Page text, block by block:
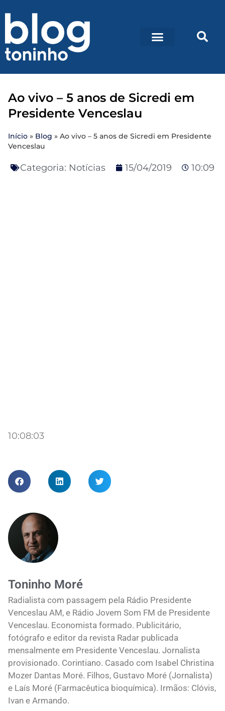
Ao vivo – 5 anos de Sicredi em
Presidente Venceslau
Início » Blog » Ao vivo – 5 anos de Sicredi em Presidente
Venceslau
Categoria: Notícias 15/04/2019 10:09
10:08:03
Toninho Moré
Radialista com passagem pela Rádio Presidente
Venceslau AM, e Rádio Jovem Som FM de Presidente
Venceslau. Economista formado. Publicitário,
fotógrafo e editor da revista Radar publicada
mensalmente em Presidente Venceslau. Jornalista
provisionado. Corintiano. Casado com Isabel Christina
Mozer Dantas Moré. Filhos, Gustavo Moré (Jornalista)
e Laís Moré (Farmacêutica bioquímica). Irmãos: Clóvis,
Ivan e Armando.